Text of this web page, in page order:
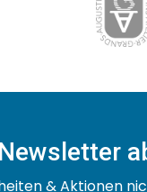
& Aktionen